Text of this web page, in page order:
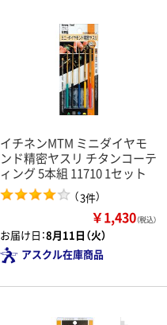
イチネンMTM ミニダイヤモ
ンド精密ヤスリ チタンコーテ
ィング 5本組 11710 1セット
（3件）
￥1,430（税込）
お届け日：8月11日（火）
アスクル在庫商品